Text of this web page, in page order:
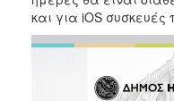
2017
2016
2013
και για iOS συσκευές